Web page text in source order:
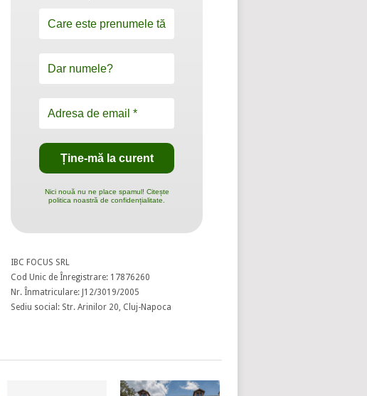
Nici nouă nu ne place spamul! Citește
politica noastră de confidențialitate.
IBC FOCUS SRL
Cod Unic de Înregistrare: 17876260
Nr. Înmatriculare: J12/3019/2005
Sediu social: Str. Arinilor 20, Cluj-Napoca